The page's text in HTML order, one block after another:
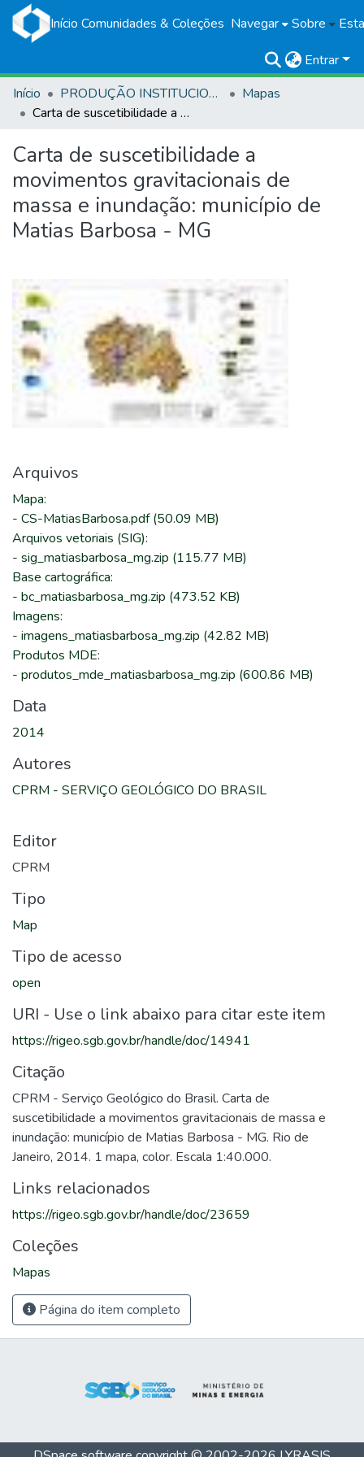
Início Comunidades & Coleções Navegar Sobre
Entrar
Início
PRODUÇÃO INSTITUCIONAL
Mapas
Carta de suscetibilidade a movimentos gravitacionais de massa e inundação: município de Matias Barbosa - MG
Carta de suscetibilidade a
movimentos gravitacionais de
massa e inundação: município de
Matias Barbosa - MG
Arquivos
Mapa:
- CS-MatiasBarbosa.pdf(50.09 MB)
Arquivos vetoriais (SIG):
- sig_matiasbarbosa_mg.zip (115.77 MB)
Base cartográfica:
- bc_matiasbarbosa_mg.zip (473.52 KB)
Imagens:
- imagens_matiasbarbosa_mg.zip (42.82 MB)
Produtos MDE:
- produtos_mde_matiasbarbosa_mg.zip (600.86 MB)
Data
2014
Autores
CPRM - SERVIÇO GEOLÓGICO DO BRASIL
Editor
CPRM
Tipo
Map
Tipo de acesso
open
URI - Use o link abaixo para citar este item
https://rigeo.sgb.gov.br/handle/doc/14941
Citação
CPRM - Serviço Geológico do Brasil. Carta de
suscetibilidade a movimentos gravitacionais de massa e
inundação: município de Matias Barbosa - MG. Rio de
Janeiro, 2014. 1 mapa, color. Escala 1:40.000.
Links relacionados
https://rigeo.sgb.gov.br/handle/doc/23659
Coleções
Mapas
Página do item completo